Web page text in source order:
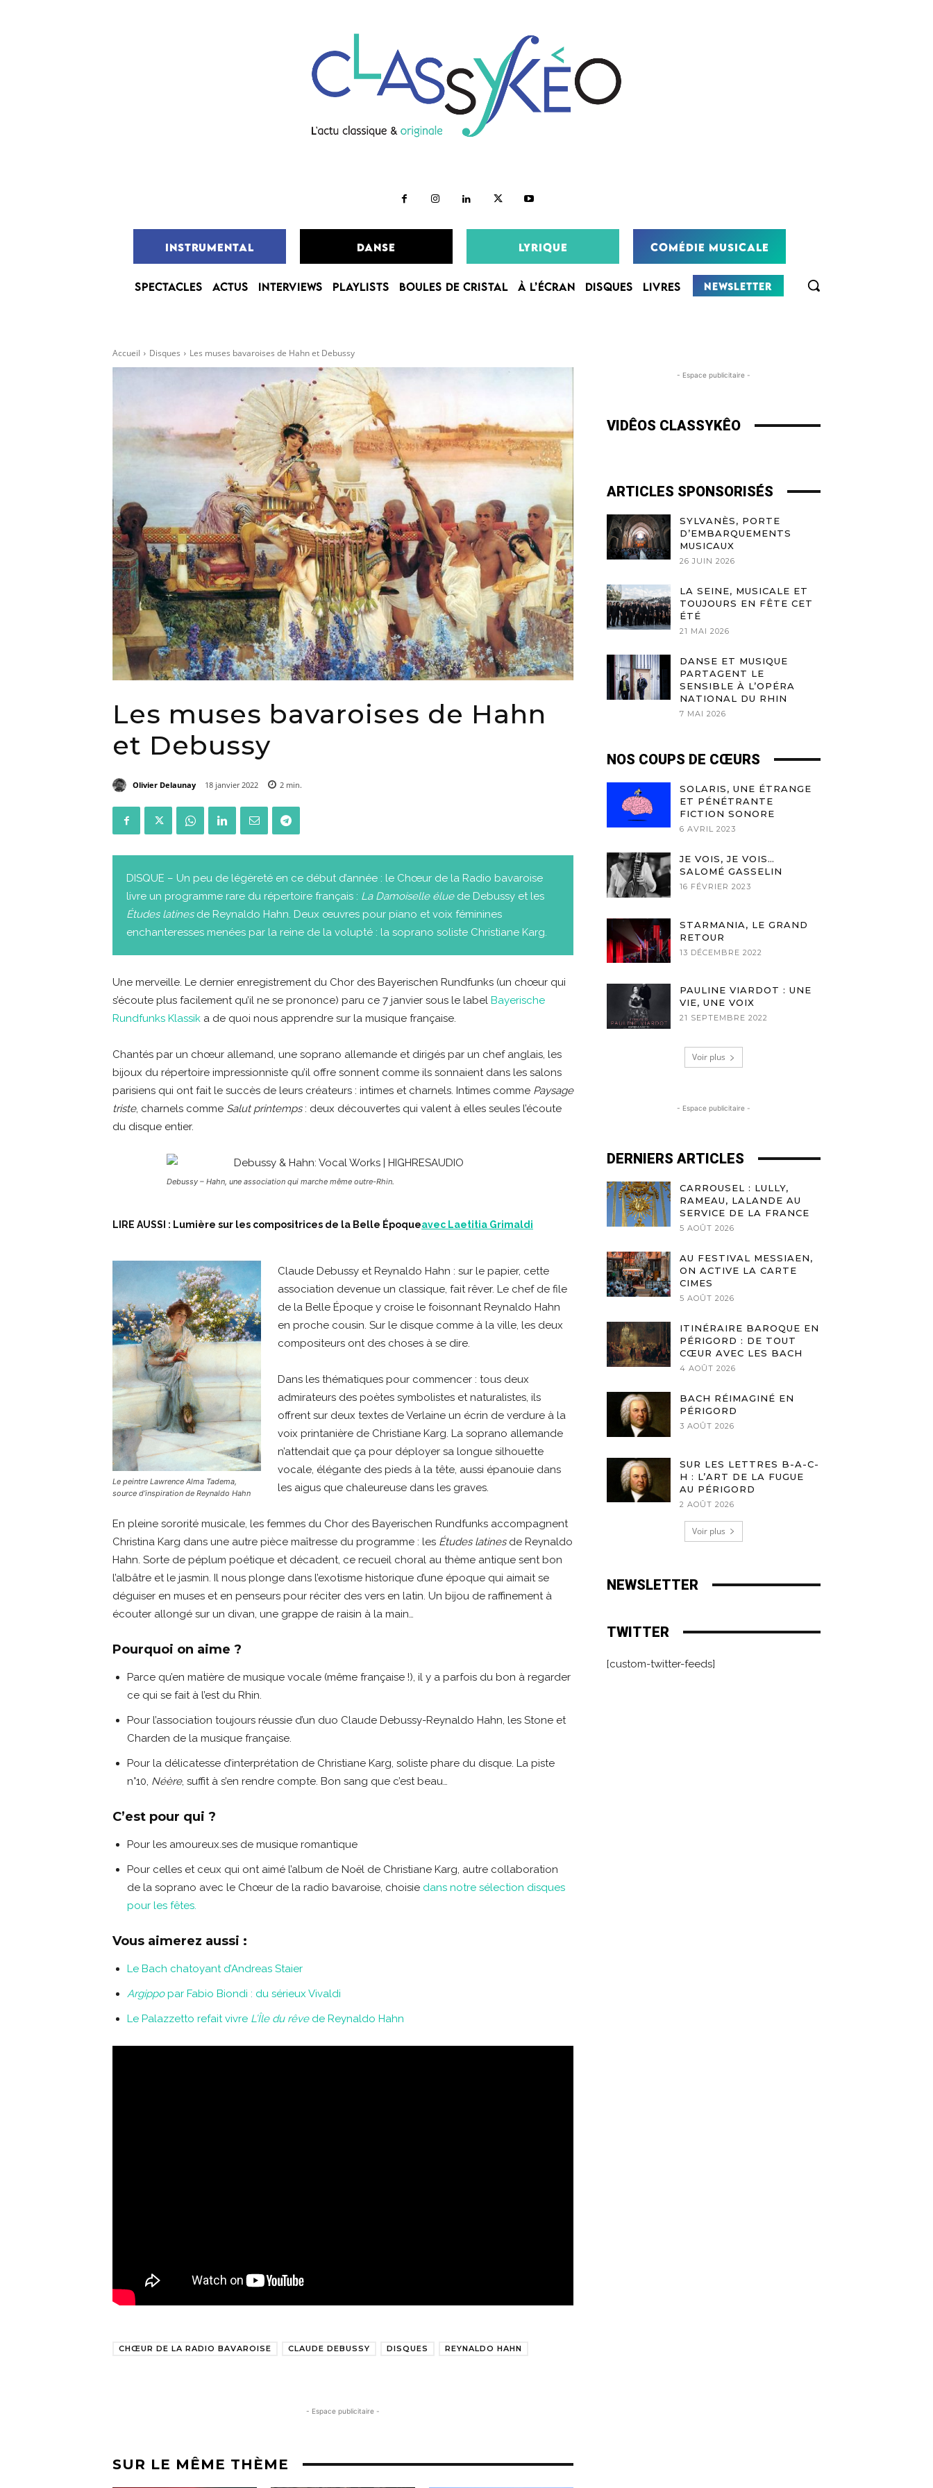
INSTRUMENTAL DANSE LYRIQUE COMÉDIE MUSICALE
SPECTACLES ACTUS INTERVIEWS PLAYLISTS BOULES DE CRISTAL À L’ÉCRAN DISQUES LIVRES NEWSLETTER
Accueil Disques Les muses bavaroises de Hahn et Debussy
Les muses bavaroises de Hahn
et Debussy
Olivier Delaunay 18 janvier 2022 2 min.
DISQUE – Un peu de légèreté en ce début d’année : le Chœur de la Radio bavaroise
livre un programme rare du répertoire français : La Damoiselle éluede Debussy et les
Études latines de Reynaldo Hahn. Deux œuvres pour piano et voix féminines
enchanteresses menées par la reine de la volupté : la soprano soliste Christiane Karg.
Une merveille. Le dernier enregistrement du Chor des Bayerischen Rundfunks (un chœur qui
s’écoute plus facilement qu’il ne se prononce) paru ce 7 janvier sous le label Bayerische
Rundfunks Klassik a de quoi nous apprendre sur la musique française.
Chantés par un chœur allemand, une soprano allemande et dirigés par un chef anglais, les
bijoux du répertoire impressionniste qu’il offre sonnent comme ils sonnaient dans les salons
parisiens qui ont fait le succès de leurs créateurs : intimes et charnels. Intimes comme Paysage
triste, charnels comme Salut printemps: deux découvertes qui valent à elles seules l’écoute
du disque entier.
Debussy – Hahn, une association qui marche même outre-Rhin.
LIRE AUSSI : Lumière sur les compositrices de la Belle Époqueavec Laetitia Grimaldi
Le peintre Lawrence Alma Tadema,
source d’inspiration de Reynaldo Hahn
Claude Debussy et Reynaldo Hahn : sur le papier, cette
association devenue un classique, fait rêver. Le chef de file
de la Belle Époque y croise le foisonnant Reynaldo Hahn
en proche cousin. Sur le disque comme à la ville, les deux
compositeurs ont des choses à se dire.
Dans les thématiques pour commencer : tous deux
admirateurs des poètes symbolistes et naturalistes, ils
offrent sur deux textes de Verlaine un écrin de verdure à la
voix printanière de Christiane Karg. La soprano allemande
n’attendait que ça pour déployer sa longue silhouette
vocale, élégante des pieds à la tête, aussi épanouie dans
les aigus que chaleureuse dans les graves.
En pleine sororité musicale, les femmes du Chor des Bayerischen Rundfunks accompagnent
Christina Karg dans une autre pièce maîtresse du programme : les Études latines de Reynaldo
Hahn. Sorte de péplum poétique et décadent, ce recueil choral au thème antique sent bon
l’albâtre et le jasmin. Il nous plonge dans l’exotisme historique d’une époque qui aimait se
déguiser en muses et en penseurs pour réciter des vers en latin. Un bijou de raffinement à
écouter allongé sur un divan, une grappe de raisin à la main…
Pourquoi on aime ?
Parce qu’en matière de musique vocale (même française !), il y a parfois du bon à regarder
ce qui se fait à l’est du Rhin.
Pour l’association toujours réussie d’un duo Claude Debussy-Reynaldo Hahn, les Stone et
Charden de la musique française.
Pour la délicatesse d’interprétation de Christiane Karg, soliste phare du disque. La piste
n°10, Néère, suffit à s’en rendre compte. Bon sang que c’est beau…
C’est pour qui ?
Pour les amoureux.ses de musique romantique
Pour celles et ceux qui ont aimé l’album de Noël de Christiane Karg, autre collaboration
de la soprano avec le Chœur de la radio bavaroise, choisie dans notre sélection disques
pour les fêtes.
Vous aimerez aussi :
Le Bach chatoyant d’Andreas Staier
Argippopar Fabio Biondi : du sérieux Vivaldi
Le Palazzetto refait vivre L’Île du rêvede Reynaldo Hahn
CHŒUR DE LA RADIO BAVAROISE CLAUDE DEBUSSY DISQUES REYNALDO HAHN
- Espace publicitaire -
SUR LE MÊME THÈME
- Espace publicitaire -
VIDÊOS CLASSYKÊO
ARTICLES SPONSORISÉS
SYLVANÈS, PORTE
D’EMBARQUEMENTS
MUSICAUX
26 JUIN 2026
LA SEINE, MUSICALE ET
TOUJOURS EN FÊTE CET
ÉTÉ
21 MAI 2026
DANSE ET MUSIQUE
PARTAGENT LE
SENSIBLE À L’OPÉRA
NATIONAL DU RHIN
7 MAI 2026
NOS COUPS DE CŒURS
SOLARIS, UNE ÉTRANGE
ET PÉNÉTRANTE
FICTION SONORE
6 AVRIL 2023
JE VOIS, JE VOIS…
SALOMÉ GASSELIN
16 FÉVRIER 2023
STARMANIA, LE GRAND
RETOUR
13 DÉCEMBRE 2022
PAULINE VIARDOT : UNE
VIE, UNE VOIX
21 SEPTEMBRE 2022
Voir plus
- Espace publicitaire -
DERNIERS ARTICLES
CARROUSEL : LULLY,
RAMEAU, LALANDE AU
SERVICE DE LA FRANCE
5 AOÛT 2026
AU FESTIVAL MESSIAEN,
ON ACTIVE LA CARTE
CIMES
5 AOÛT 2026
ITINÉRAIRE BAROQUE EN
PÉRIGORD : DE TOUT
CŒUR AVEC LES BACH
4 AOÛT 2026
BACH RÉIMAGINÉ EN
PÉRIGORD
3 AOÛT 2026
SUR LES LETTRES B-A-C-
H : L’ART DE LA FUGUE
AU PÉRIGORD
2 AOÛT 2026
Voir plus
NEWSLETTER
TWITTER
[custom-twitter-feeds]